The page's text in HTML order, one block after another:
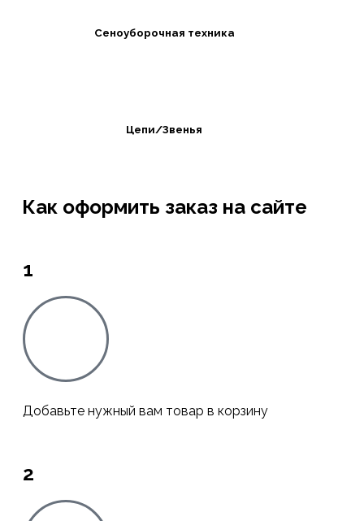
Сеноуборочная техника
Цепи/Звенья
Как оформить заказ на сайте
1
Добавьте нужный вам товар в корзину
2